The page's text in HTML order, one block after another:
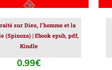
sur Dieu, l’homme et la
(Spinoza) | Ebook epub, pdf,
Kindle
0.99€